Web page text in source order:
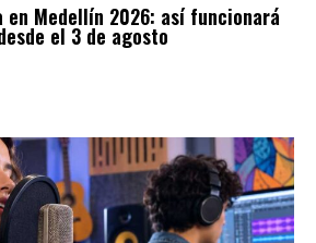
en Medellín 2026: así funcionará
el 3 de agosto